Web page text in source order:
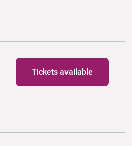
Tickets available